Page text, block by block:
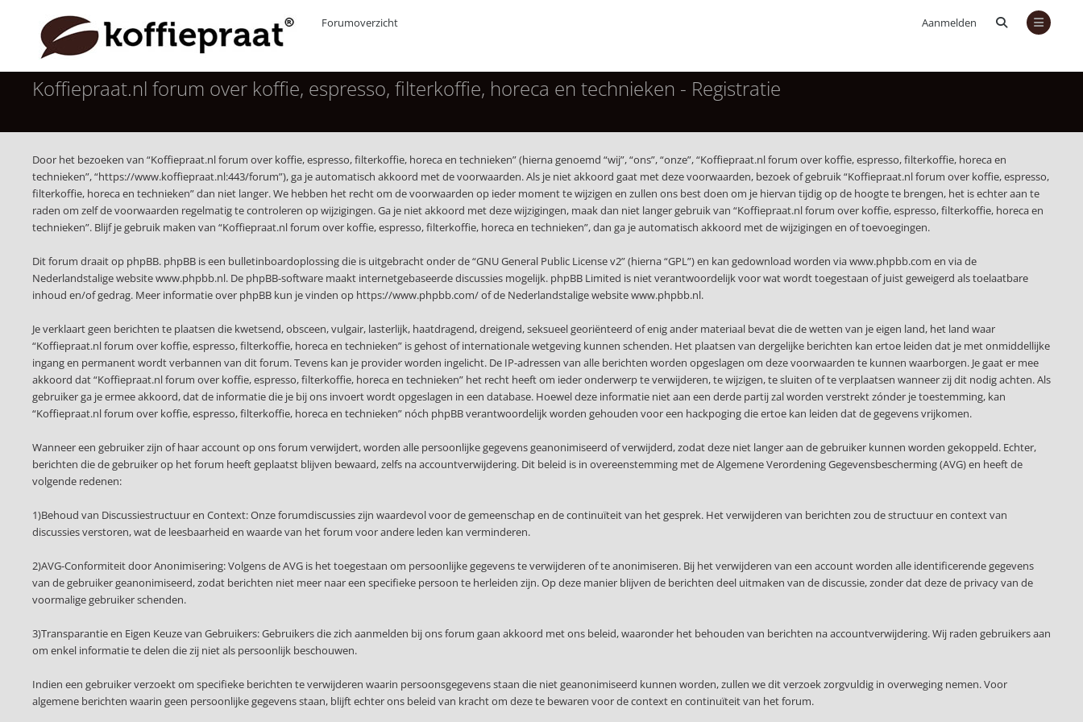
Aanmelden
Forumoverzicht
Koffiepraat.nl forum over koffie, espresso, filterkoffie, horeca en technieken - Registratie
Door het bezoeken van “Koffiepraat.nl forum over koffie, espresso, filterkoffie, horeca en technieken” (hierna genoemd “wij”, “ons”, “onze”, “Koffiepraat.nl forum over koffie, espresso, filterkoffie, horeca en
technieken”, “https://www.koffiepraat.nl:443/forum”), ga je automatisch akkoord met de voorwaarden. Als je niet akkoord gaat met deze voorwaarden, bezoek of gebruik “Koffiepraat.nl forum over koffie, espresso,
filterkoffie, horeca en technieken” dan niet langer. We hebben het recht om de voorwaarden op ieder moment te wijzigen en zullen ons best doen om je hiervan tijdig op de hoogte te brengen, het is echter aan te
raden om zelf de voorwaarden regelmatig te controleren op wijzigingen. Ga je niet akkoord met deze wijzigingen, maak dan niet langer gebruik van “Koffiepraat.nl forum over koffie, espresso, filterkoffie, horeca en
technieken”. Blijf je gebruik maken van “Koffiepraat.nl forum over koffie, espresso, filterkoffie, horeca en technieken”, dan ga je automatisch akkoord met de wijzigingen en of toevoegingen.
Dit forum draait op phpBB. phpBB is een bulletinboardoplossing die is uitgebracht onder de “GNU General Public License v2” (hierna “GPL”) en kan gedownload worden viawww.phpbb.com en via de
Nederlandstalige websitewww.phpbb.nl. De phpBB-software maakt internetgebaseerde discussies mogelijk. phpBB Limited is niet verantwoordelijk voor wat wordt toegestaan of juist geweigerd als toelaatbare
inhoud en/of gedrag. Meer informatie over phpBB kun je vinden op https://www.phpbb.com/of de Nederlandstalige websitewww.phpbb.nl.
Je verklaart geen berichten te plaatsen die kwetsend, obsceen, vulgair, lasterlijk, haatdragend, dreigend, seksueel georiënteerd of enig ander materiaal bevat die de wetten van je eigen land, het land waar
“Koffiepraat.nl forum over koffie, espresso, filterkoffie, horeca en technieken” is gehost of internationale wetgeving kunnen schenden. Het plaatsen van dergelijke berichten kan ertoe leiden dat je met onmiddellijke
ingang en permanent wordt verbannen van dit forum. Tevens kan je provider worden ingelicht. De IP-adressen van alle berichten worden opgeslagen om deze voorwaarden te kunnen waarborgen. Je gaat er mee
akkoord dat “Koffiepraat.nl forum over koffie, espresso, filterkoffie, horeca en technieken” het recht heeft om ieder onderwerp te verwijderen, te wijzigen, te sluiten of te verplaatsen wanneer zij dit nodig achten. Als
gebruiker ga je ermee akkoord, dat de informatie die je bij ons invoert wordt opgeslagen in een database. Hoewel deze informatie niet aan een derde partij zal worden verstrekt zónder je toestemming, kan
“Koffiepraat.nl forum over koffie, espresso, filterkoffie, horeca en technieken” nóch phpBB verantwoordelijk worden gehouden voor een hackpoging die ertoe kan leiden dat de gegevens vrijkomen.
Wanneer een gebruiker zijn of haar account op ons forum verwijdert, worden alle persoonlijke gegevens geanonimiseerd of verwijderd, zodat deze niet langer aan de gebruiker kunnen worden gekoppeld. Echter,
berichten die de gebruiker op het forum heeft geplaatst blijven bewaard, zelfs na accountverwijdering. Dit beleid is in overeenstemming met de Algemene Verordening Gegevensbescherming (AVG) en heeft de
volgende redenen:
1)Behoud van Discussiestructuur en Context: Onze forumdiscussies zijn waardevol voor de gemeenschap en de continuïteit van het gesprek. Het verwijderen van berichten zou de structuur en context van
discussies verstoren, wat de leesbaarheid en waarde van het forum voor andere leden kan verminderen.
2)AVG-Conformiteit door Anonimisering: Volgens de AVG is het toegestaan om persoonlijke gegevens te verwijderen of te anonimiseren. Bij het verwijderen van een account worden alle identificerende gegevens
van de gebruiker geanonimiseerd, zodat berichten niet meer naar een specifieke persoon te herleiden zijn. Op deze manier blijven de berichten deel uitmaken van de discussie, zonder dat deze de privacy van de
voormalige gebruiker schenden.
3)Transparantie en Eigen Keuze van Gebruikers: Gebruikers die zich aanmelden bij ons forum gaan akkoord met ons beleid, waaronder het behouden van berichten na accountverwijdering. Wij raden gebruikers aan
om enkel informatie te delen die zij niet als persoonlijk beschouwen.
Indien een gebruiker verzoekt om specifieke berichten te verwijderen waarin persoonsgegevens staan die niet geanonimiseerd kunnen worden, zullen we dit verzoek zorgvuldig in overweging nemen. Voor
algemene berichten waarin geen persoonlijke gegevens staan, blijft echter ons beleid van kracht om deze te bewaren voor de context en continuïteit van het forum.